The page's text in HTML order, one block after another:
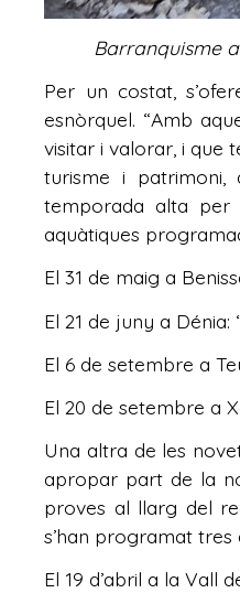
Barranquisme al
Per un costat,
esnòrquel. “Amb
visitar i valorar, i que
turisme i patrimoni,
temporada alta per
aquàtiques
El 31 de maig a
El 21 de juny a Dénia:
El 6 de setembre a
El 20 de setembre a
Una altra de les
apropar part de la
proves al llarg del
s’han programat tres
El 19 d’abril a la Vall